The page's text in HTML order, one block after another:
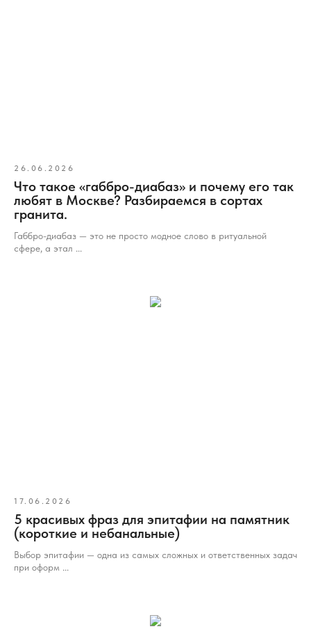
26.06.2026
Что такое «габбро-диабаз» и почему его так
любят в Москве? Разбираемся в сортах
гранита.
Габбро-диабаз — это не просто модное слово в ритуальной
сфере, а этал ...
17.06.2026
5 красивых фраз для эпитафии на памятник
(короткие и небанальные)
Выбор эпитафии — одна из самых сложных и ответственных задач
при оформ ...